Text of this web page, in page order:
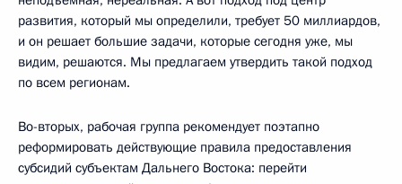
развития, который мы определили, требует 50 миллиардов,
и он решает большие задачи, которые сегодня уже, мы
видим, решаются. Мы предлагаем утвердить такой подход
по всем регионам.
Во-вторых, рабочая группа рекомендует поэтапно
реформировать действующие правила предоставления
субсидий субъектам Дальнего Востока: перейти